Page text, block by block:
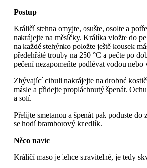
Postup
Králičí stehna omyjte, osušte, osolte a
nakrájejte na měsíčky. Králíka vložte do
na každé stehýnko položte ještě kousek
předehřáté trouby na 250 °C a pečte po
pečení nezapomeňte podlévat vodou nebo
Zbývající cibuli nakrájejte na drobné
másle a přidejte propláchnutý špenát.
a solí.
Přelijte smetanou a špenát pak poduste do
se hodí bramborový knedlík.
Něco navíc
Králičí maso je lehce stravitelné, je tedy